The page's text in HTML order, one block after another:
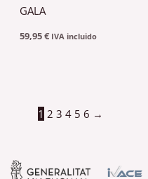
GALA
59,95€ IVA incluido
1 2 3 4 5 6 →